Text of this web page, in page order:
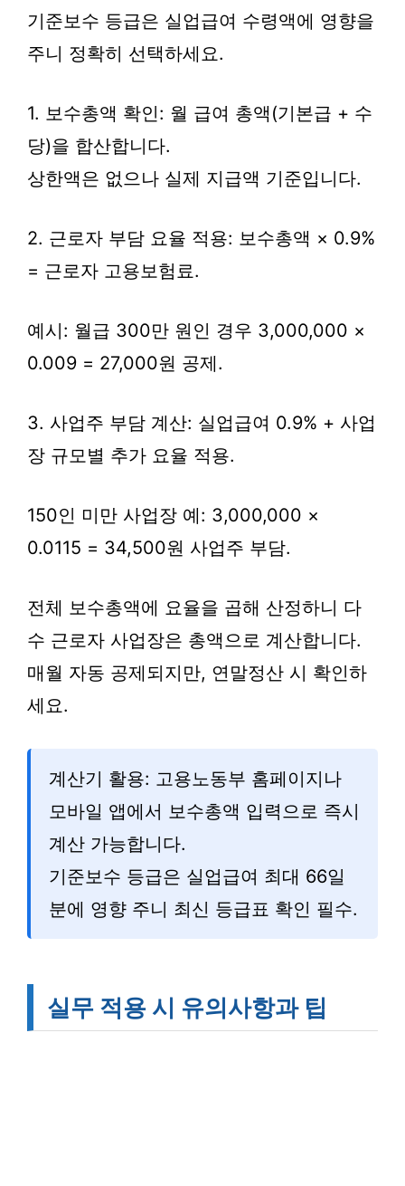
기준보수 등급은 실업급여 수령액에 영향을
주니 정확히 선택하세요.
1. 보수총액 확인: 월 급여 총액(기본급 + 수
당)을 합산합니다.
상한액은 없으나 실제 지급액 기준입니다.
2. 근로자 부담 요율 적용: 보수총액 × 0.9%
= 근로자 고용보험료.
예시: 월급 300만 원인 경우 3,000,000 ×
0.009 = 27,000원 공제.
3. 사업주 부담 계산: 실업급여 0.9% + 사업
장 규모별 추가 요율 적용.
150인 미만 사업장 예: 3,000,000 ×
0.0115 = 34,500원 사업주 부담.
전체 보수총액에 요율을 곱해 산정하니 다
수 근로자 사업장은 총액으로 계산합니다.
매월 자동 공제되지만, 연말정산 시 확인하
세요.
계산기 활용: 고용노동부 홈페이지나
모바일 앱에서 보수총액 입력으로 즉시
계산 가능합니다.
기준보수 등급은 실업급여 최대 66일
분에 영향 주니 최신 등급표 확인 필수.
실무 적용 시 유의사항과 팁